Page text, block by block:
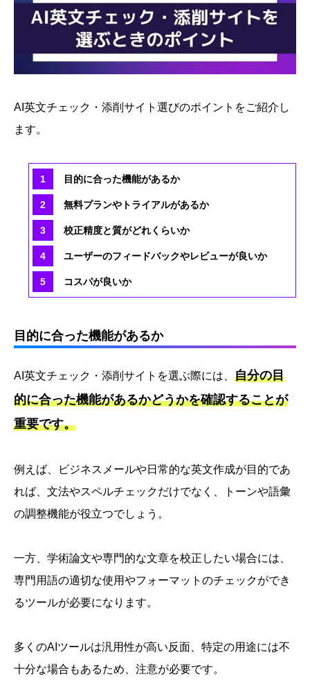
AI英文チェック・添削サイト選びのポイントをご紹介し
ます。
目的に合った機能があるか
無料プランやトライアルがあるか
校正精度と質がどれくらいか
ユーザーのフィードバックやレビューが良いか
コスパが良いか
目的に合った機能があるか
AI英文チェック・添削サイトを選ぶ際には、 自分の目
的に合った機能があるかどうかを確認することが
重要です。
例えば、ビジネスメールや日常的な英文作成が目的であ
れば、文法やスペルチェックだけでなく、トーンや語彙
の調整機能が役立つでしょう。
一方、学術論文や専門的な文章を校正したい場合には、
専門用語の適切な使用やフォーマットのチェックができ
るツールが必要になります。
多くのAIツールは汎用性が高い反面、特定の用途には不
十分な場合もあるため、注意が必要です。